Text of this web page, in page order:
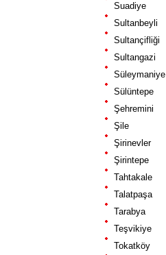
Suadiye
Sultanbeyli
Sultançifliği
Sultangazi
Süleymaniye
Sülüntepe
Şehremini
Şile
Şirinevler
Şirintepe
Tahtakale
Talatpaşa
Tarabya
Teşvikiye
Tokatköy